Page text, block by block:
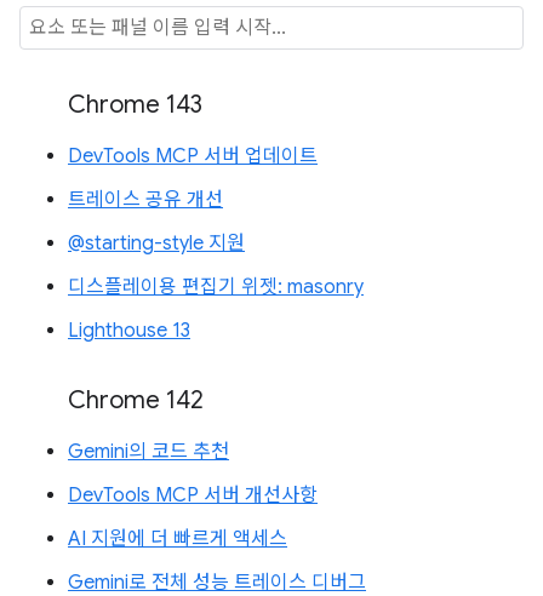
Chrome 143
DevTools MCP 서버 업데이트
트레이스 공유 개선
@starting-style 지원
디스플레이용 편집기 위젯: masonry
Lighthouse 13
Chrome 142
Gemini의 코드 추천
DevTools MCP 서버 개선사항
AI 지원에 더 빠르게 액세스
Gemini로 전체 성능 트레이스 디버그